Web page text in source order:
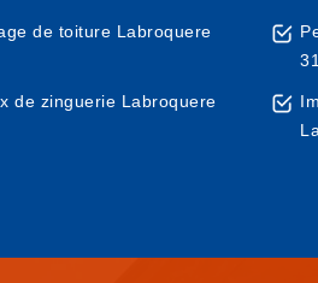
de toiture Labroquere
de zinguerie Labroquere